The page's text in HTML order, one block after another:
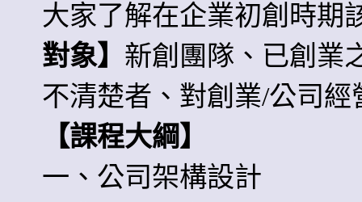
大家了解在企業初創時期
對象】 新創團隊、已創業
不清楚者、對創業/公司經
【課程大綱】
一、公司架構設計